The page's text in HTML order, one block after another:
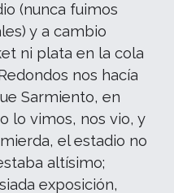
(nunca fuimos
y a cambio
ni plata en la cola
nos hacía
Sarmiento, en
lo vimos, nos vio, y
el estadio no
altísimo;
exposición,